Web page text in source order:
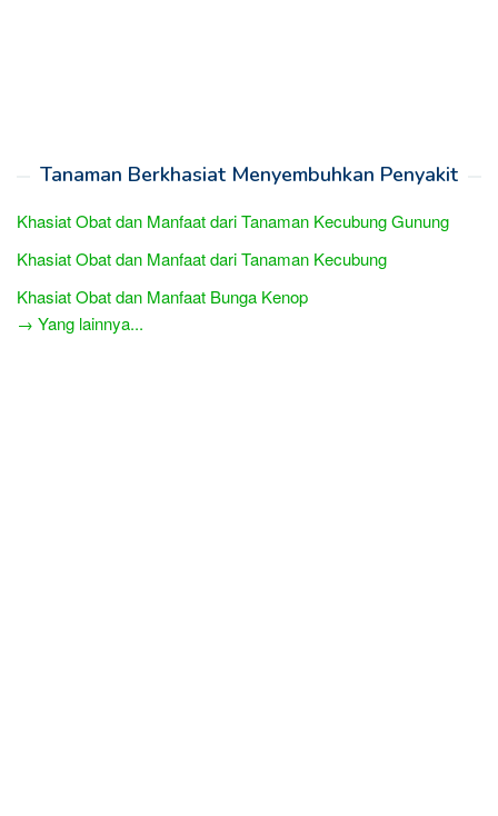
Tanaman Berkhasiat Menyembuhkan Penyakit
Khasiat Obat dan Manfaat dari Tanaman Kecubung Gunung
Khasiat Obat dan Manfaat dari Tanaman Kecubung
Khasiat Obat dan Manfaat Bunga Kenop
→ Yang lainnya...